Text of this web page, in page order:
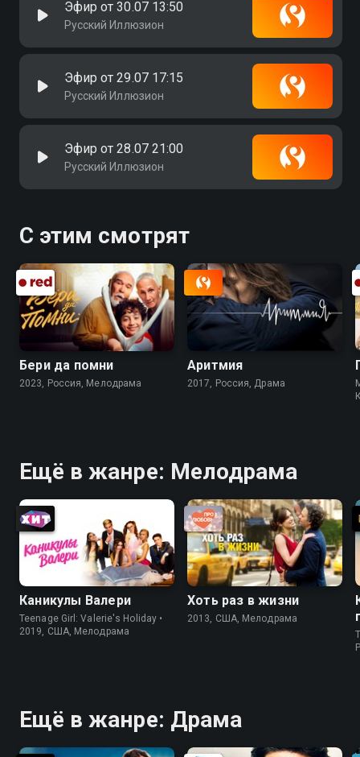
Эфир от 30.07 13:50
Русский Иллюзион
Эфир от 29.07 17:15
Русский Иллюзион
Эфир от 28.07 21:00
Русский Иллюзион
С этим смотрят
Бери да помни
2023, Россия, Мелодрама
Аритмия
2017, Россия, Драма
Ещё в жанре: Мелодрама
Каникулы Валери
Teenage Girl: Valerie's Holiday •
2019, США, Мелодрама
Хоть раз в жизни
2013, США, Мелодрама
Ещё в жанре: Драма